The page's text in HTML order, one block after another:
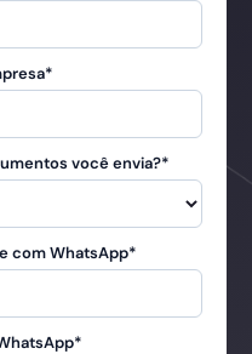
*
você envia?*
com WhatsApp*
*